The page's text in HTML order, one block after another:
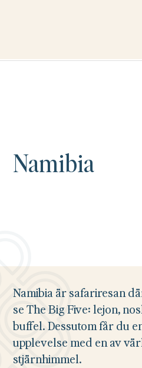
Namibia
Namibia är safariresan
se The Big Five: lejon,
buffel. Dessutom får du
upplevelse med en av
stjärnhimmel.